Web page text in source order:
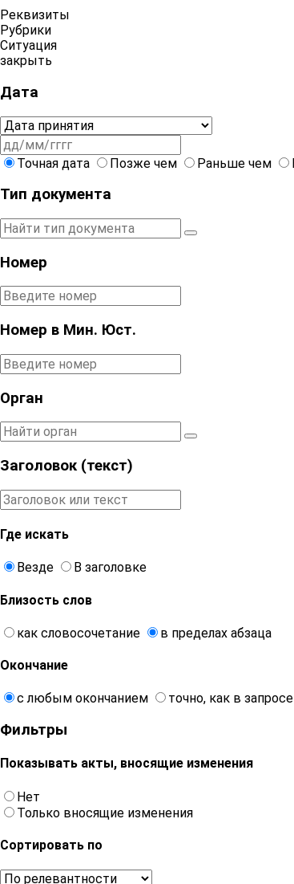
Реквизиты
Рубрики
Ситуация
закрыть
Дата
Точная дата Позже чем Раньше чем
Тип документа
Номер
Номер в Мин. Юст.
Орган
Заголовок (текст)
Где искать
Везде В заголовке
Близость слов
как словосочетание в пределах абзаца
Окончание
с любым окончанием точно, как в запросе
Фильтры
Показывать акты, вносящие изменения
Нет
Только вносящие изменения
Сортировать по